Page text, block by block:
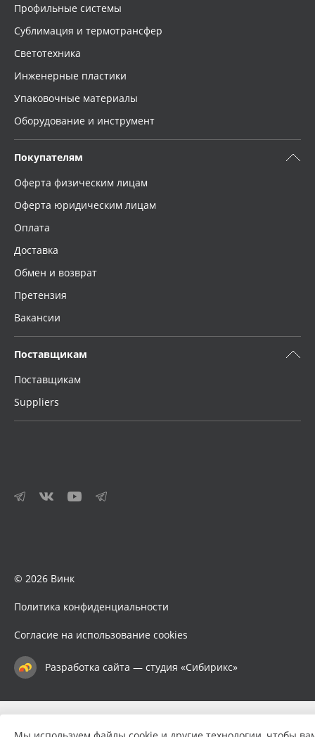
Профильные системы
Сублимация и термотрансфер
Светотехника
Инженерные пластики
Упаковочные материалы
Оборудование и инструмент
Покупателям
Оферта физическим лицам
Оферта юридическим лицам
Оплата
Доставка
Обмен и возврат
Претензия
Вакансии
Поставщикам
Поставщикам
Suppliers
© 2026 Винк
Политика конфиденциальности
Согласие на использование cookies
Разработка сайта — студия «Сибирикс»